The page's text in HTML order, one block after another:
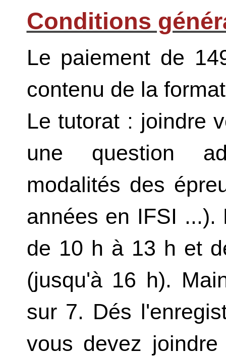
Conditions
Le paiement de
contenu de la
Le tutorat : joindre
une question
modalités des
années en IFSI
de 10 h à 13 h et
(jusqu'à 16 h).
sur 7. Dés
vous devez